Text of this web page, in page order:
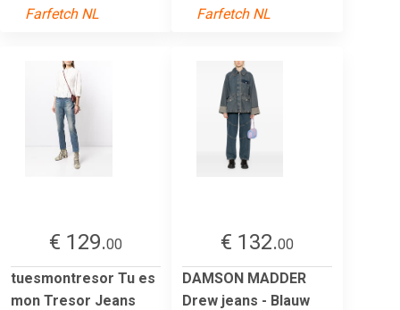
Farfetch NL
Farfetch NL
€ 129.00
tuesmontresor Tu es
mon Tresor Jeans
€ 132.00
DAMSON MADDER
Drew jeans - Blauw